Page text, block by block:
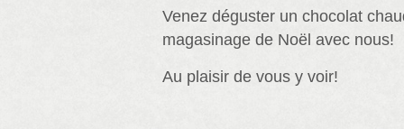
Venez déguster un chocolat
magasinage de Noël avec nous!
Au plaisir de vous y voir!